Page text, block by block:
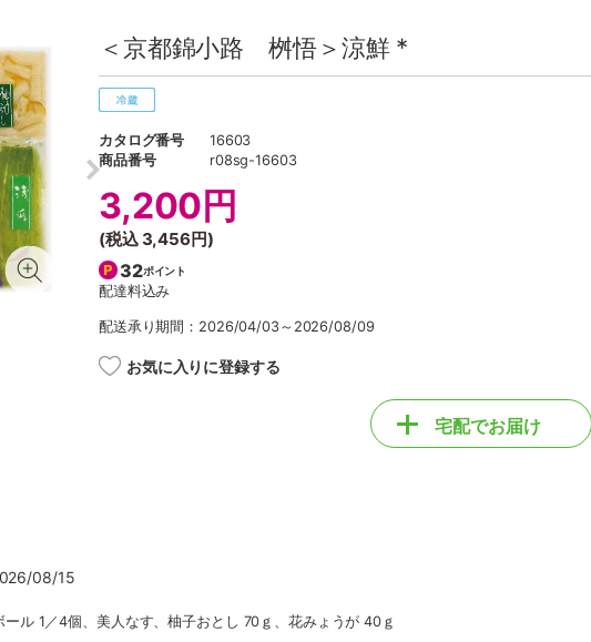
＜京都錦小路 桝悟＞涼鮮 *
カタログ番号
16603
商品番号
r08sg-16603
3,200円
(税込 3,456円)
32ポイント
配達料込み
配送承り期間：2026/04/03～2026/08/09
お気に入りに登録する
宅配でお届け
08/15
ル 1／4個、美人なす、柚子おとし 70ｇ、花みょうが 40ｇ